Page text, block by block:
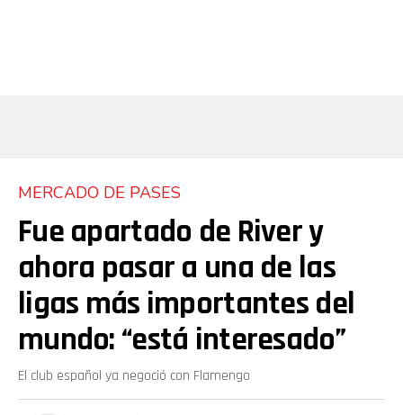
MERCADO DE PASES
Fue apartado de River y
ahora pasar a una de las
ligas más importantes del
mundo: “está interesado”
El club español ya negoció con Flamengo